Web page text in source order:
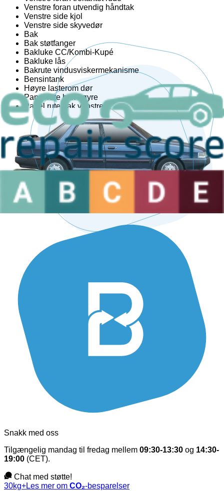
Venstre foran utvendig håndtak
Venstre side kjol
Venstre side skyvedør
Bak
Bak støtfanger
Bakluke CC/Kombi-Kupé
Bakluke lås
Bakrute vindusviskermekanisme
Bensintank
Høyre lasterom dør
Panel rute bak høyre
Panel rute bak venstre
Reservehjulssett
Sidevegg høyre
Sidevegg venstre
Spoiler bakluke
Støtfangerbjelke bak
Tanklokket
Trunk håndtak
Er du en profesjonell i bransjen?
Vi har den ideelle løsningen for deg.
Snakk med oss
Tilgængelig mandag til fredag mellem 09:30-13:30 og 14:30-
19:00 (CET).
Chat med støtte!
30kg+Les mer om CO₂-besparelser